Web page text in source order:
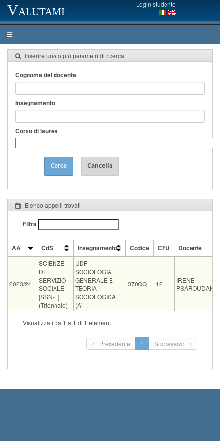
Valutami Login studente
Inserire uno o più parametri di ricerca
Cognome del docente
Insegnamento
Corso di laurea
Cerca Cancella
Elenco appelli trovati
Filtra
AA CdS Insegnamento Codice CFU
Docente
CdS Insegnamento
2023/24
SCIENZE
DEL
SERVIZIO
SOCIALE
[SSN-L]
(Triennale)
UDF
SOCIOLOGIA
GENERALE E
TEORIA
SOCIOLOGICA
(A)
370QQ 12
IRENE
PSAROUDAKIS
Data e ora Sede Note
Al momento dell'iscrizione specificare se si
intende...Leggi tutto
0
Visualizzati da 1 a 1 di 1 elementi
← Precedente 1 Successivo →